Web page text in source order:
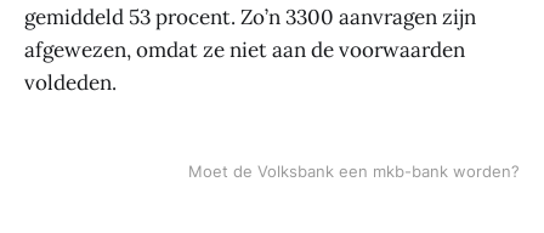
gemiddeld 53 procent. Zo’n 3300 aanvragen zijn
afgewezen, omdat ze niet aan de voorwaarden
voldeden.
Moet de Volksbank een mkb-bank worden?